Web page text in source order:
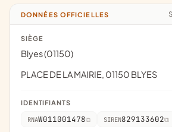
DONNÉES OFFICIELLES
SIÈGE
Blyes (01150)
PLACE DE LA MAIRIE, 01150 BLYES
IDENTIFIANTS
RNAW011001478 SIREN829133602